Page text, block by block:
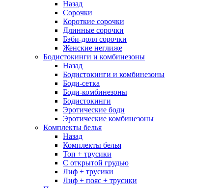
Назад
Сорочки
Короткие сорочки
Длинные сорочки
Бэби-долл сорочки
Женские неглиже
Бодистокинги и комбинезоны
Назад
Бодистокинги и комбинезоны
Боди-сетка
Боди-комбинезоны
Бодистокинги
Эротические боди
Эротические комбинезоны
Комплекты белья
Назад
Комплекты белья
Топ + трусики
С открытой грудью
Лиф + трусики
Лиф + пояс + трусики